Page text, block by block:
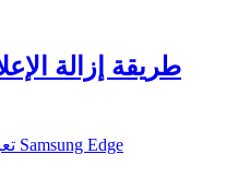
طريقة إزالة
تعرف علي كيفية إصلاح مشاكل شاشة Samsung Edge